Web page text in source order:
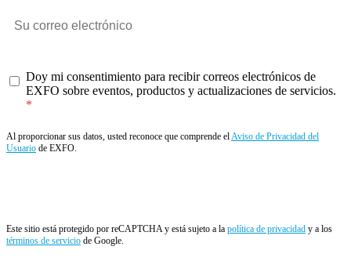
Doy mi consentimiento para recibir correos electrónicos de
EXFO sobre eventos, productos y actualizaciones de servicios.
Al proporcionar sus datos, usted reconoce que comprende elAviso de Privacidad del
Usuario de EXFO.
Este sitio está protegido por reCAPTCHA y está sujeto a la política de privacidad y a los
términos de servicio de Google.